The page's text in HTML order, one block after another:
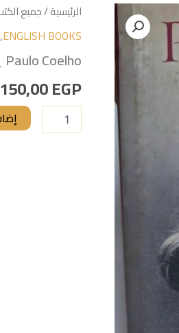
الرئيسية/جميع
ENGLISH BOOKS
,
Coelho
150,00EGP
كمية
THE
SPY
Paulo